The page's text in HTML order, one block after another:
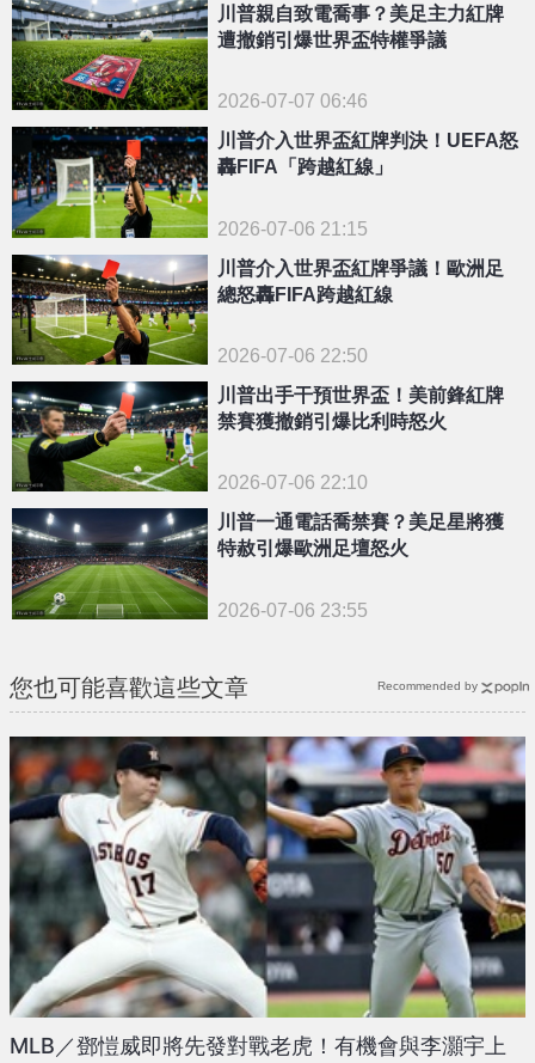
川普親自致電喬事？美足主力紅牌
遭撤銷引爆世界盃特權爭議
2026-07-07 06:46
川普介入世界盃紅牌判決！UEFA怒
轟FIFA「跨越紅線」
2026-07-06 21:15
川普介入世界盃紅牌爭議！歐洲足
總怒轟FIFA跨越紅線
2026-07-06 22:50
川普出手干預世界盃！美前鋒紅牌
禁賽獲撤銷引爆比利時怒火
2026-07-06 22:10
川普一通電話喬禁賽？美足星將獲
特赦引爆歐洲足壇怒火
2026-07-06 23:55
您也可能喜歡這些文章
MLB／鄧愷威即將先發對戰老虎！有機會與李灝宇上
Recommended by